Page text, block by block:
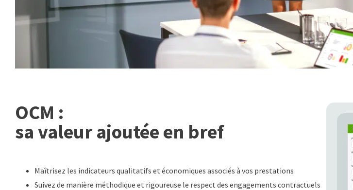
OCM :
sa valeur ajoutée en bref
Maîtrisez les indicateurs qualitatifs et économiques associés à vos prestations
Suivez de manière méthodique et rigoureuse le respect des engagements contractuels